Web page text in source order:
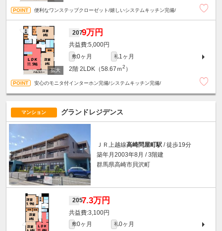
便利なワンステップクローゼット/嬉しいシステムキッチン完備/
2079万円
5,000円
敷0ヶ月 礼1ヶ月
2階 2LDK（58.67ｍ2 ）
安心のモニタ付インターホン完備/システムキッチン完備/
マンション グランドレジデンス
ＪＲ上越線高崎問屋町駅 / 徒歩19分
築年月2003年8月 / 3階建
群馬県高崎市貝沢町
2057.3万円
3,100円
敷0ヶ月 礼0ヶ月